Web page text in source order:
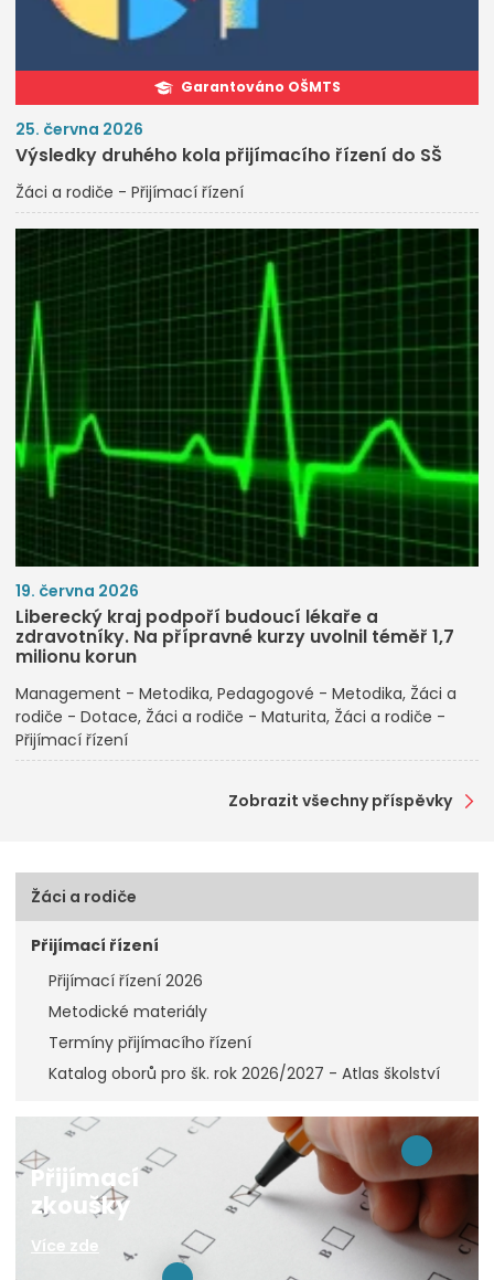
Garantováno OŠMTS
25. června 2026
Výsledky druhého kola přijímacího řízení do SŠ
Žáci a rodiče - Přijímací řízení
19. června 2026
Liberecký kraj podpoří budoucí lékaře a
zdravotníky. Na přípravné kurzy uvolnil téměř 1,7
milionu korun
Management - Metodika Pedagogové - Metodika Žáci a
rodiče - Dotace Žáci a rodiče - Maturita Žáci a rodiče -
Přijímací řízení
Zobrazit všechny příspěvky
Žáci a rodiče
Přijímací řízení
Přijímací řízení 2026
Metodické materiály
Termíny přijímacího řízení
Katalog oborů pro šk. rok 2026/2027 - Atlas školství
Přijímací
zkoušky
Více zde